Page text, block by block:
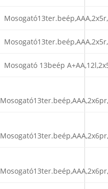
Mosogató 13beép